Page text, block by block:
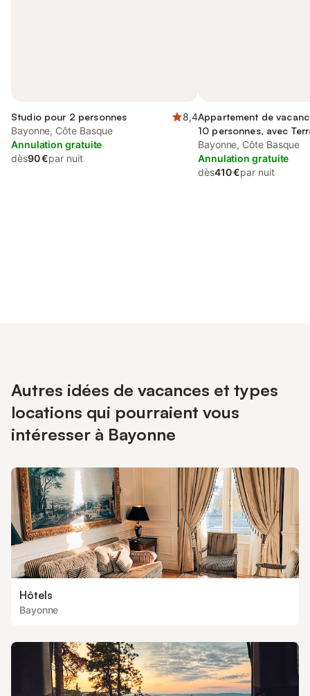
Studio pour 2 personnes
8,4
Bayonne, Côte Basque
Annulation gratuite
dès90 €par nuit
Appartement de
10 personnes, avec
Bayonne, Côte Basque
Annulation gratuite
dès410 €par nuit
Autres idées de vacances et types
locations qui pourraient vous
intéresser à Bayonne
Hôtels
Bayonne